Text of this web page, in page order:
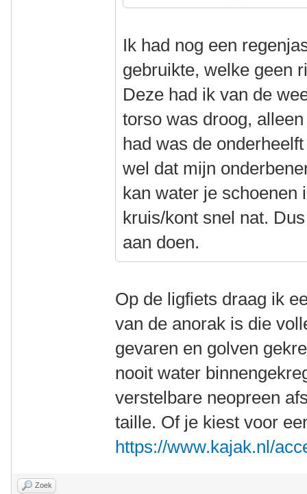
Ik had nog een
gebruikte, welke geen
Deze had ik van de
torso was droog,
had was de
wel dat mijn
kan water je schoenen
kruis/kont snel nat.
aan doen.
Op de ligfiets draag ik
van de anorak is die
gevaren en golven
nooit water
verstelbare neopreen
taille. Of je kiest voor
https://www.kajak.nl/
Zoek